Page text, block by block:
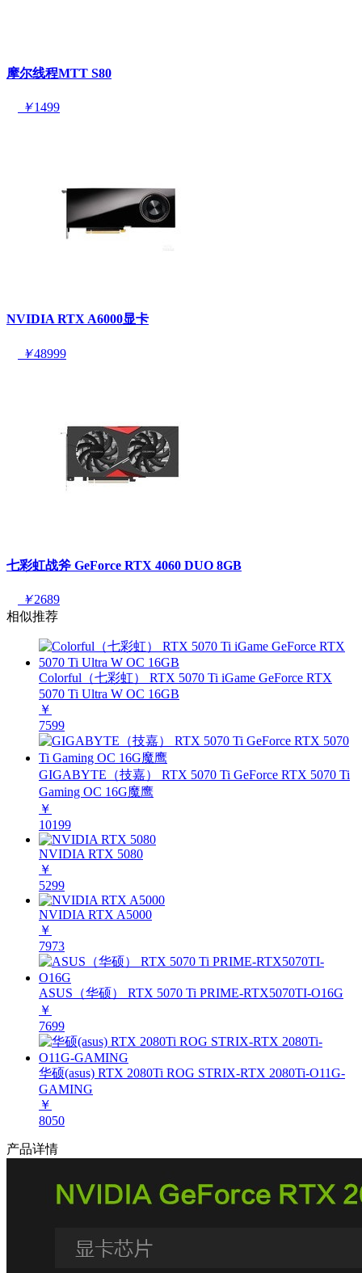
摩尔线程MTT S80
￥1499
NVIDIA RTX A6000显卡
￥48999
七彩虹战斧 GeForce RTX 4060 DUO 8GB
￥2689
相似推荐
Colorful（七彩虹） RTX 5070 Ti iGame GeForce RTX
5070 Ti Ultra W OC 16GB
￥
7599
GIGABYTE（技嘉） RTX 5070 Ti GeForce RTX 5070 Ti
Gaming OC 16G魔鹰
￥
10199
NVIDIA RTX 5080
￥
5299
NVIDIA RTX A5000
￥
7973
ASUS（华硕） RTX 5070 Ti PRIME-RTX5070TI-O16G
￥
7699
华硕(asus) RTX 2080Ti ROG STRIX-RTX 2080Ti-O11G-
GAMING
￥
8050
产品详情